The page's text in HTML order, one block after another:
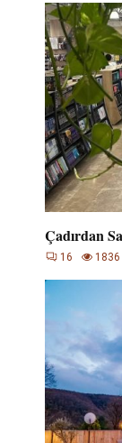
Çadırdan
16 1836